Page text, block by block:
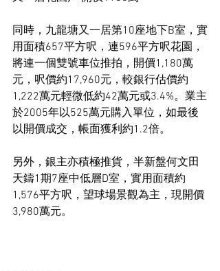
同時，九龍塘又一居第10座地下B室，實
用面積657平方呎，連596平方呎花園，
將連一個雙號車位推拍，開價1,180萬
元，呎價約17,960元，較銀行估價約
1,222萬元輕微低約42萬元或3.4%。業主
於2005年以525萬元購入單位，如最後
以開價成交，帳面獲利約1.2倍。
另外，銀主亦積極推貨，半新盤何文田
天鑄1期7座中低層D室，實用面積約
1,576平方呎，望球場景觀為主，現開價
3,980萬元。